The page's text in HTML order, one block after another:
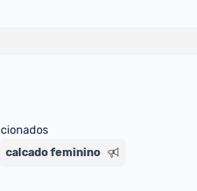
um marketplace, nós indicamos no
sinalizamos através da tag
calcado feminino